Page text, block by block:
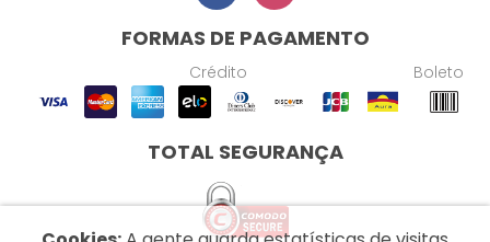
FORMAS DE PAGAMENTO
Crédito Boleto
TOTAL SEGURANÇA